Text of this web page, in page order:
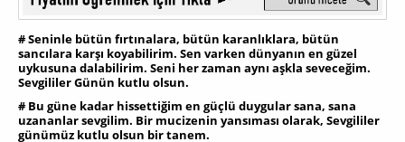
# Seninle bütün fırtınalara, bütün karanlıklara, bütün
sancılara karşı koyabilirim. Sen varken dünyanın en güzel
uykusuna dalabilirim. Seni her zaman aynı aşkla seveceğim.
Sevgililer Günün kutlu olsun.
# Bu güne kadar hissettiğim en güçlü duygular sana, sana
uzananlar sevgilim. Bir mucizenin yansıması olarak, Sevgililer
günümüz kutlu olsun bir tanem.